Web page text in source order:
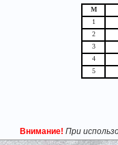
М
1
2
3
4
5
Внимание! При